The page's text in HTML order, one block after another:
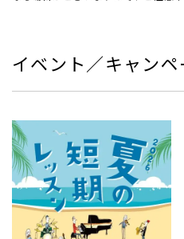
イベント／キャンペ